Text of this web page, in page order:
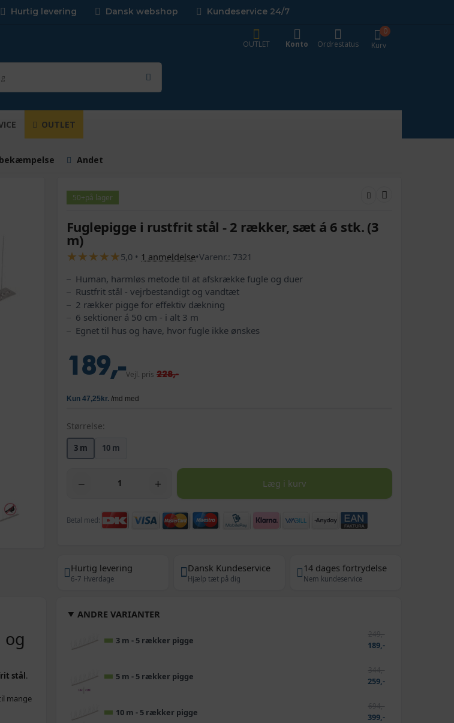
Hurtig levering Dansk webshop Kundeservice 24/7
Kurv
0
OUTLET
Konto Ordrestatus
OUTLET
Andet
50+på lager
Fuglepigge i rustfrit stål - 2 rækker, sæt á 6 stk. (3
m)
★
★★
★★
★★
★★
★5,0 • 1 anmeldelse•Varenr.: 7321
Human, harmløs metode til at afskrække fugle og duer
Rustfrit stål - vejrbestandigt og vandtæt
2 rækker pigge for effektiv dækning
6 sektioner á 50 cm - i alt 3 m
Egnet til hus og have, hvor fugle ikke ønskes
189,-Vejl. pris 228,-
Størrelse:
3 m 10 m
− + Læg i kurv
Betal med:
Hurtig levering
6-7 Hverdage
Dansk Kundeservice
Hjælp tæt på dig
14 dages fortrydelse
Nem kundeservice
stål.
mange
ANDRE VARIANTER
3 m - 5 rækker pigge
249,-
189,-
5 m - 5 rækker pigge
344,-
259,-
10 m - 5 rækker pigge
694,-
399,-